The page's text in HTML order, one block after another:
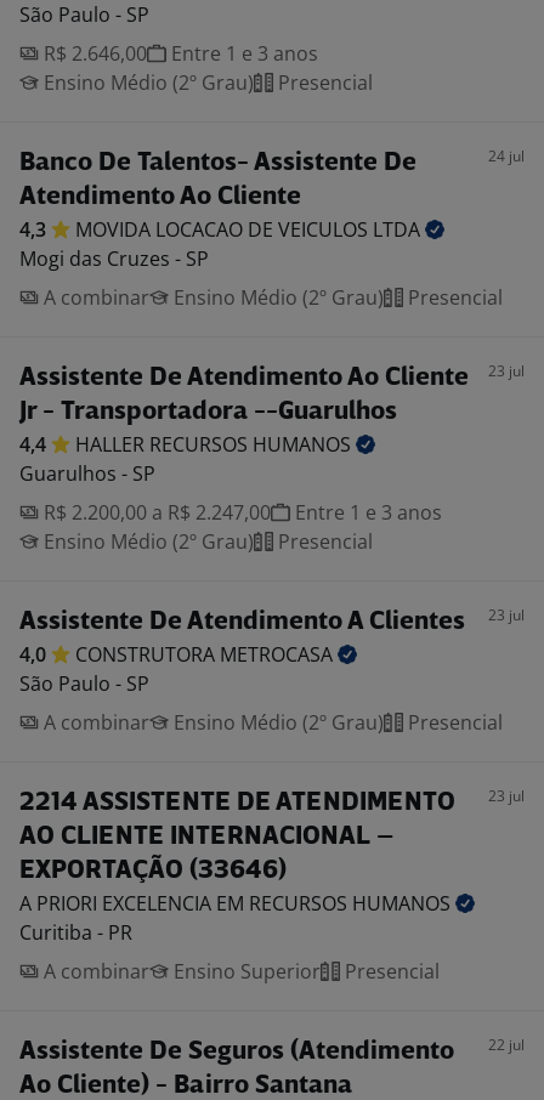
São Paulo - SP
R$ 2.646,00
Entre 1 e 3 anos
Ensino Médio (2º Grau)
Presencial
Banco De Talentos- Assistente De
Atendimento Ao Cliente
24 jul
4,3 MOVIDA LOCACAO DE VEICULOS LTDA
Mogi das Cruzes - SP
A combinar
Ensino Médio (2º Grau) Presencial
Assistente De Atendimento Ao Cliente
Jr - Transportadora --Guarulhos
23 jul
4,4 HALLER RECURSOS HUMANOS
Guarulhos - SP
R$ 2.200,00 a R$ 2.247,00
Entre 1 e 3 anos
Ensino Médio (2º Grau)
Presencial
Assistente De Atendimento A Clientes 23 jul
4,0 CONSTRUTORA METROCASA
São Paulo - SP
A combinar
Ensino Médio (2º Grau) Presencial
2214 ASSISTENTE DE ATENDIMENTO
AO CLIENTE INTERNACIONAL –
EXPORTAÇÃO (33646)
23 jul
A PRIORI EXCELENCIA EM RECURSOS HUMANOS
Curitiba - PR
A combinar
Ensino Superior Presencial
Assistente De Seguros (Atendimento
Ao Cliente) - Bairro Santana
22 jul